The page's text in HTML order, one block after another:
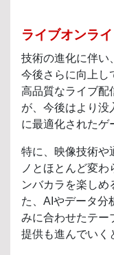
ライブオンラ
技術の進化に伴い、
今後さらに向上し
高品質なライブ配
が、今後はより没
に最適化されたゲ
特に、映像技術や
ノとほとんど変
ンバカラを楽しめ
た、AIやデータ分
みに合わせたテー
提供も進んでいく